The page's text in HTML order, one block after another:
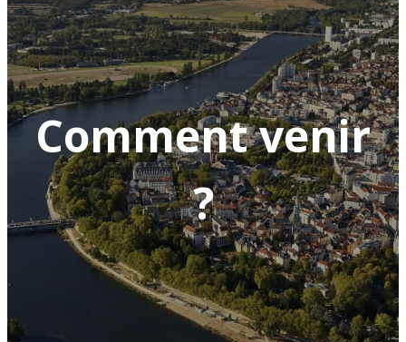
Comment venir
?